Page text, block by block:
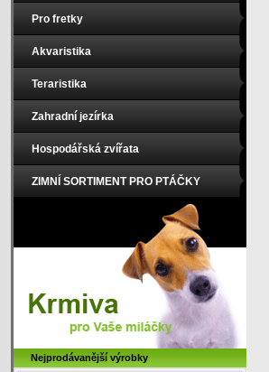
Pro fretky
Akvaristika
Teraristika
Zahradní jezírka
Hospodářská zvířata
ZIMNÍ SORTIMENT PRO PTÁČKY
Nejprodávanější výrobky